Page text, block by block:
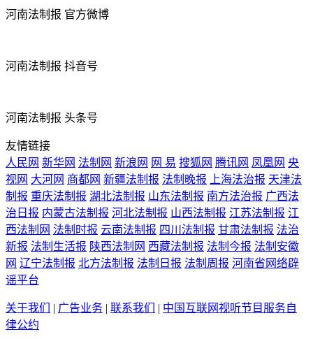
河南法制报 官方微博
河南法制报 抖音号
河南法制报 头条号
友情链接
人民网 新华网 法制网 新浪网 网 易 搜狐网 腾讯网 凤凰网 央
视网 大河网 商都网 新疆法制报 法制晚报 上海法治报 天津法
制报 重庆法制报 湖北法制报 山东法制报 南方法治报 广西法
治日报 内蒙古法制报 河北法制报 山西法制报 江苏法制报 江
西法制网 法制时报 云南法制报 四川法制报 甘肃法制报 法治
新报 法制生活报 陕西法制网 西藏法制报 法制今报 法制安徽
网 辽宁法制报 北方法制报 法制日报 法制周报 河南省网络辟
谣平台
关于我们 | 广告业务 | 联系我们 | 中国互联网视听节目服务自
律公约